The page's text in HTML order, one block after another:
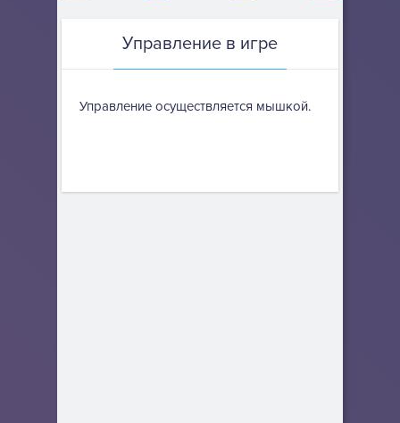
Управление в игре
Управление осуществляется мышкой.